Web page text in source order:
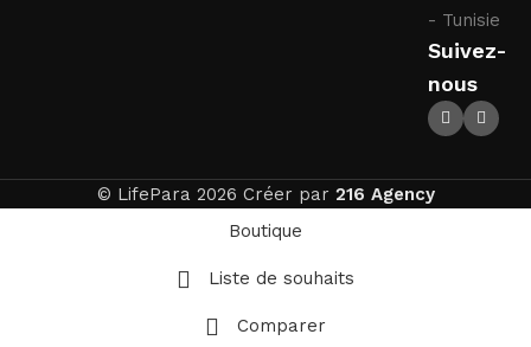
- Tunisie
Suivez-
nous
© LifePara 2026 Créer par 216 Agency
Boutique
Liste de souhaits
Comparer